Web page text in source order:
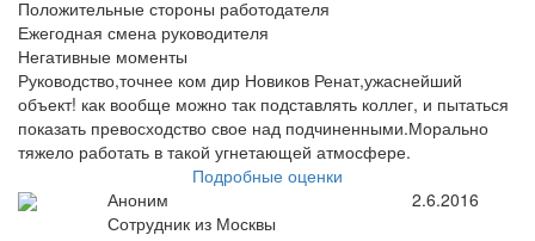
Положительные стороны работодателя
Ежегодная смена руководителя
Негативные моменты
Руководство,точнее ком дир Новиков Ренат,ужаснейший
объект! как вообще можно так подставлять коллег, и пытаться
показать превосходство свое над подчиненными.Морально
тяжело работать в такой угнетающей атмосфере.
Подробные оценки
Аноним
Сотрудник из Москвы
2.6.2016